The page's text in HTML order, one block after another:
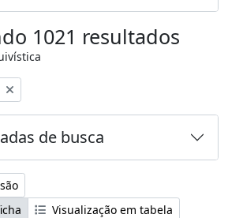
1021 resultados
de busca
Visualização em tabela